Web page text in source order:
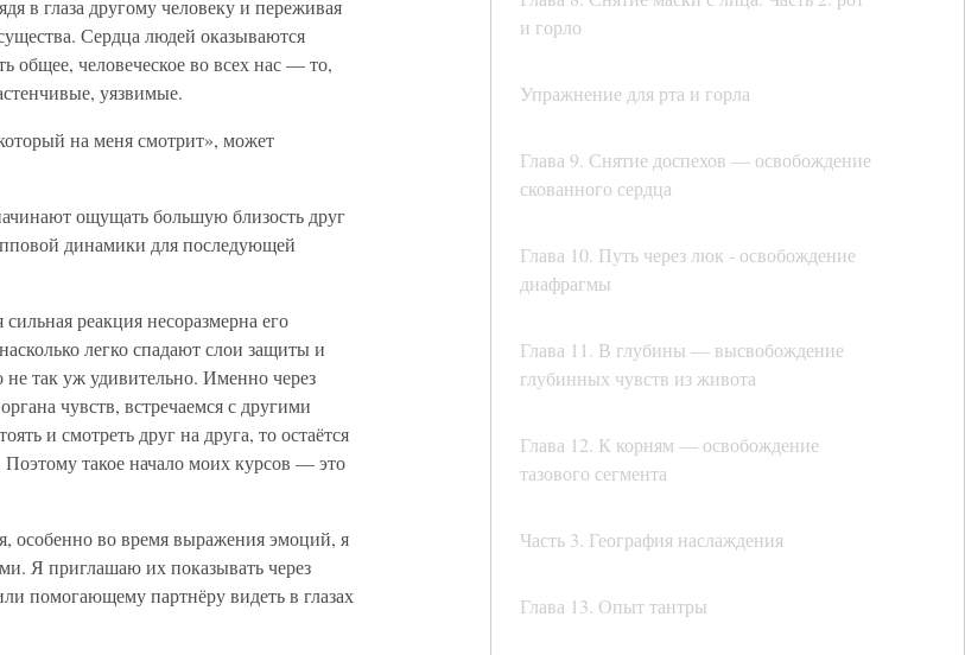
и горло
Упражнение для рта и горла
Глава 9. Снятие доспехов — освобождение
скованного сердца
Глава 10. Путь через люк - освобождение
диафрагмы
Глава 11. В глубины — высвобождение
глубинных чувств из живота
Глава 12. К корням — освобождение
тазового сегмента
Часть 3. География наслаждения
Глава 13. Опыт тантры
в глаза другому человеку и переживая
Сердца людей оказываются
общее, человеческое во всех нас — то,
уязвимые.
на меня смотрит», может
ощущать большую близость друг
динамики для последующей
реакция несоразмерна его
легко спадают слои защиты и
так уж удивительно. Именно через
чувств, встречаемся с другими
и смотреть друг на друга, то остаётся
такое начало моих курсов — это
особенно во время выражения эмоций, я
Я приглашаю их показывать через
помогающему партнёру видеть в глазах